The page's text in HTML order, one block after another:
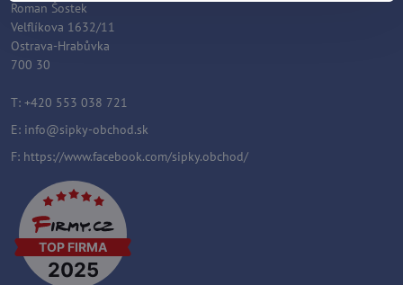
Roman Šostek
Velflíkova 1632/11
Ostrava-Hrabůvka
700 30
T: +420 553 038 721
E: info@sipky-obchod.sk
F: https://www.facebook.com/sipky.obchod/